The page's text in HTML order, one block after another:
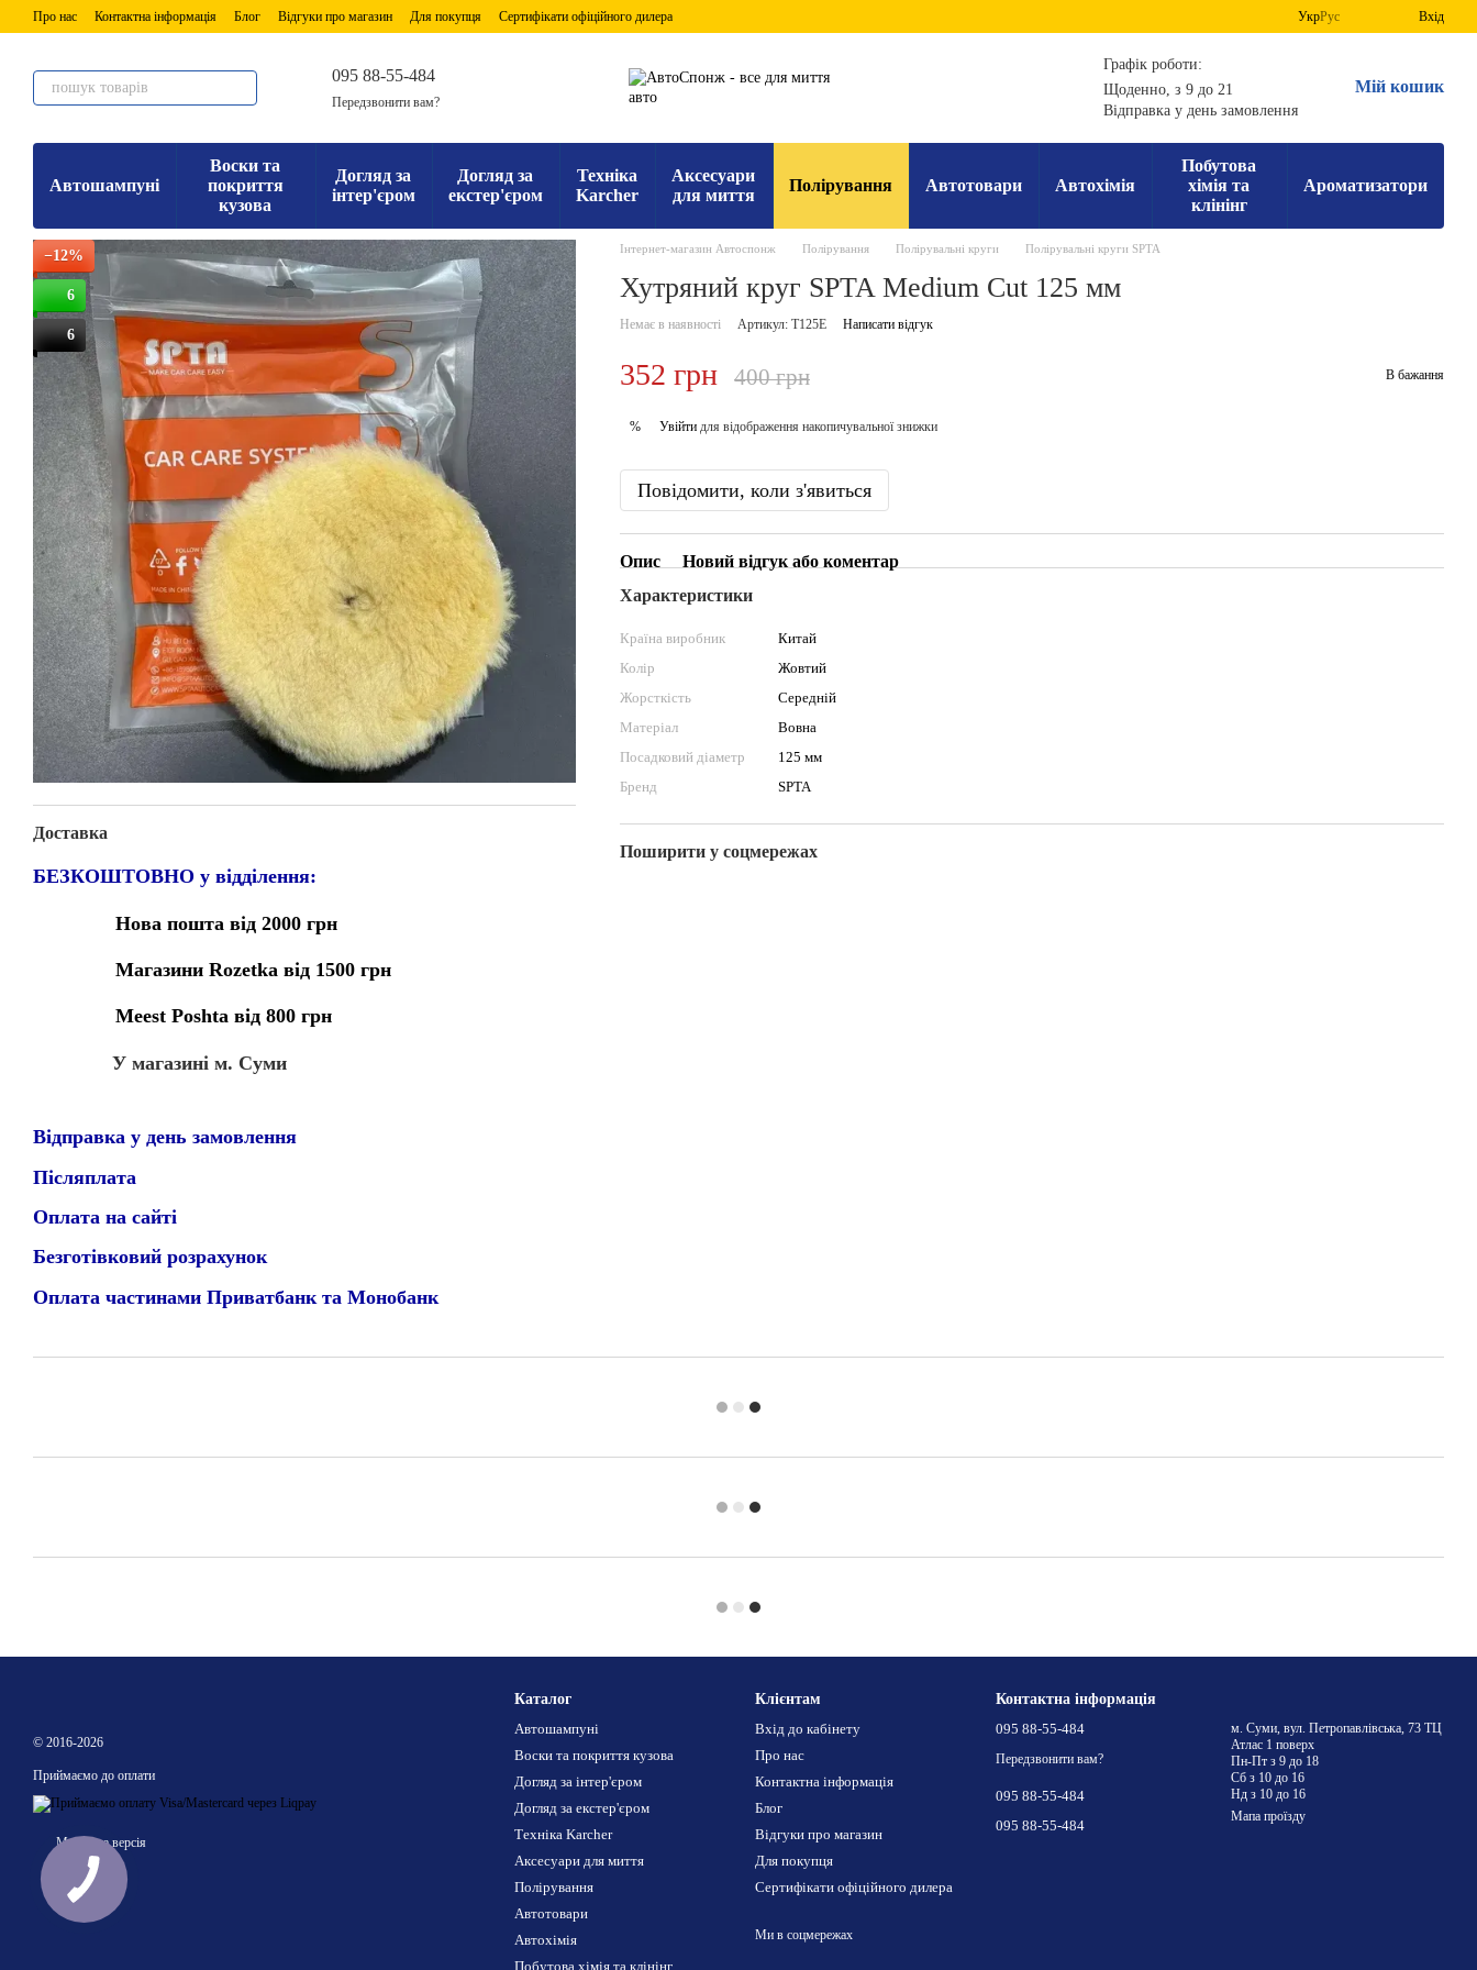
Перейти до основного контенту
Про нас Контактна інформація Блог Відгуки про магазин Для покупця Сертифікати офіційного дилера УкрРус Вхід
095 88-55-484
Передзвонити вам?
Графік роботи:
Щоденно, з 9 до 21
Відправка у день замовлення
Мій кошик
Автошампуні
Воски та
покриття
кузова
Догляд за
інтер'єром
Догляд за
екстер'єром
Техніка
Karcher
Аксесуари
для миття
Полірування Автотовари Автохімія
Побутова
хімія та
клінінг
Ароматизатори
−12%
6
6
Доставка
БЕЗКОШТОВНО у відділення:
Нова пошта від 2000 грн
Магазини Rozetka від 1500 грн
Meest Poshta від 800 грн
У магазині м. Суми
Відправка у день замовлення
Післяплата
Оплата на сайті
Безготівковий розрахунок
Оплата частинами Приватбанк та Монобанк
Інтернет-магазин Автоспонж Полірування Полірувальні круги Полірувальні круги SPTA
Хутряний круг SPTA Medium Cut 125 мм
Немає в наявності Артикул: T125E Написати відгук
352 грн 400 грн В бажання
% Увійтидля відображення накопичувальної знижки
Повідомити, коли з'явиться
Опис
Новий відгук або коментар
Характеристики
Країна виробник
Китай
Колір
Жовтий
Жорсткість
Середній
Матеріал
Вовна
Посадковий діаметр
125 мм
Бренд
SPTA
Поширити у соцмережах
© 2016-2026
Приймаємо до оплати
Мобільна версія
Каталог
Автошампуні
Воски та покриття кузова
Догляд за інтер'єром
Догляд за екстер'єром
Техніка Karcher
Аксесуари для миття
Полірування
Автотовари
Автохімія
Побутова хімія та клінінг
Клієнтам
Вхід до кабінету
Про нас
Контактна інформація
Блог
Відгуки про магазин
Для покупця
Сертифікати офіційного дилера
Ми в соцмережах
Контактна інформація
095 88-55-484
Передзвонити вам?
095 88-55-484
095 88-55-484
м. Суми, вул. Петропавлівська, 73 ТЦ
Атлас 1 поверх
Пн-Пт з 9 до 18
Сб з 10 до 16
Нд з 10 до 16
Мапа проїзду